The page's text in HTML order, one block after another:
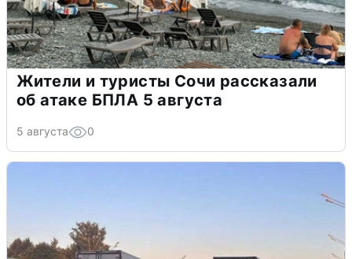
Жители и туристы Сочи рассказали
об атаке БПЛА 5 августа
5 августа 0